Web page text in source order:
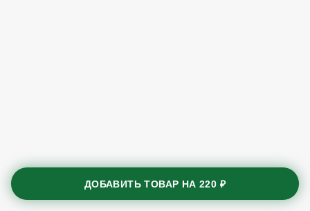
ДОБАВИТЬ ТОВАР НА220 ₽